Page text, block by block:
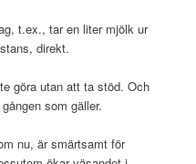
t.ex., tar en liter mjölk ur
direkt.
göra utan att ta stöd. Och
som gäller.
nu, är smärtsamt för